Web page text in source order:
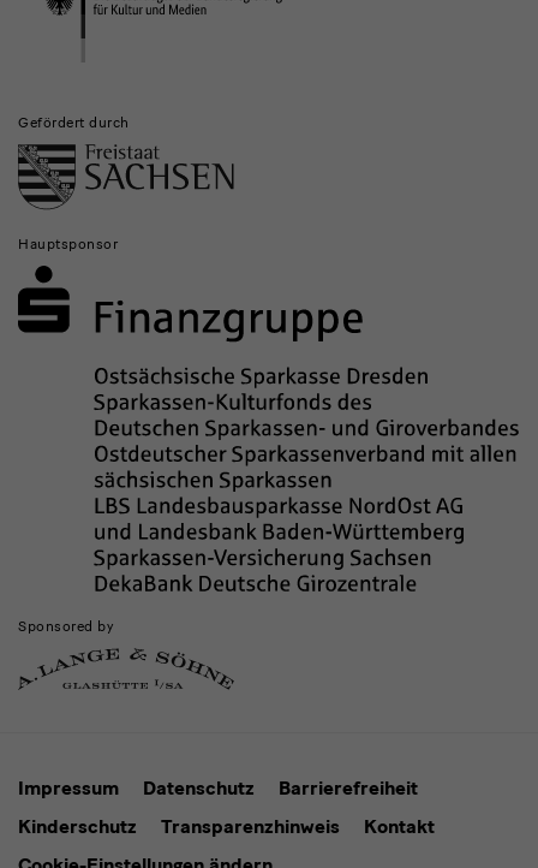
Gefördert durch
Hauptsponsor
Sponsored by
Impressum Datenschutz
Barrierefreiheit
Kinderschutz
Transparenzhinweis
Kontakt